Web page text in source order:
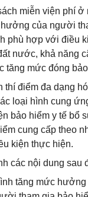
miễn viện phí ở
của người
phù hợp với điều
nước, khả năng
tăng mức đóng
thí điểm đa dạng
loại hình cung
bảo hiểm y tế bổ
cung cấp theo
kiện thực hiện.
các nội dung sau
tăng mức hưởng